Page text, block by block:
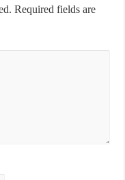
Required fields are